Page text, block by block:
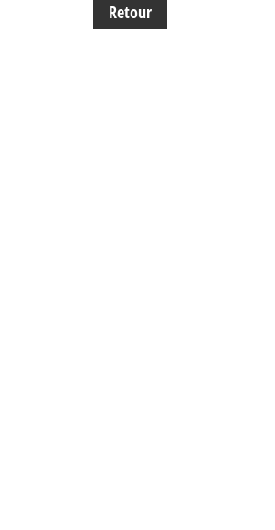
Retour